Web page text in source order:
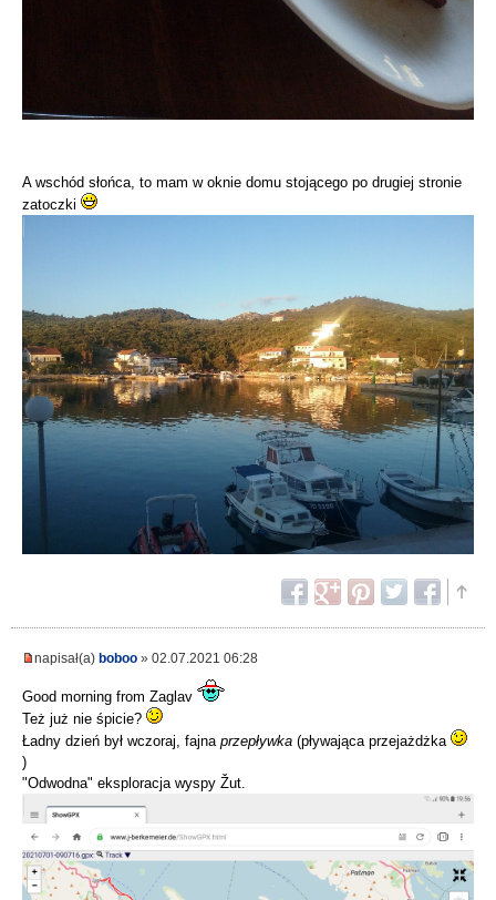
A wschód słońca, to mam w oknie domu stojącego po drugiej stronie
zatoczki
napisał(a) boboo » 02.07.2021 06:28
Good morning from Zaglav
Też już nie śpicie?
Ładny dzień był wczoraj, fajna przepływka (pływająca przejażdżka
)
"Odwodna" eksploracja wyspy Žut.